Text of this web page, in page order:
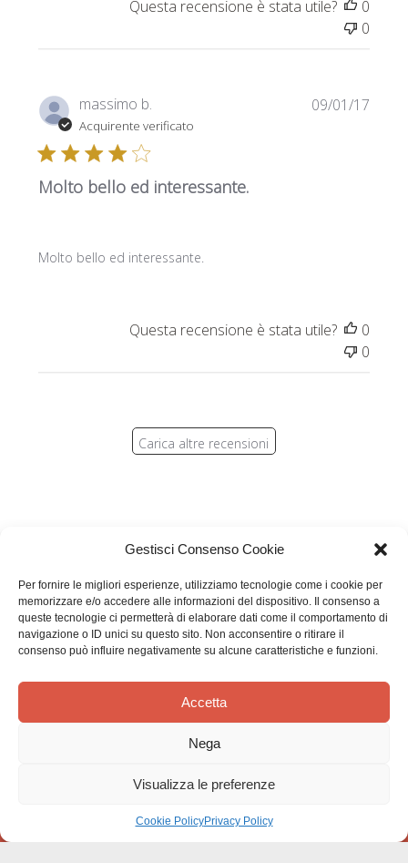
Gestisci Consenso Cookie
Per fornire le migliori esperienze, utilizziamo tecnologie come i cookie per
memorizzare e/o accedere alle informazioni del dispositivo. Il consenso a
queste tecnologie ci permetterà di elaborare dati come il comportamento di
navigazione o ID unici su questo sito. Non acconsentire o ritirare il
consenso può influire negativamente su alcune caratteristiche e funzioni.
Accetta
Nega
Visualizza le preferenze
Cookie PolicyPrivacy Policy
Questa recensione è stata utile?
0
0
massimo b.
Acquirente verificato
Molto bello ed interessante.
Molto bello ed interessante.
09/01/17
Questa recensione è stata utile?
0
0
Carica altre recensioni
Effatà Editrice di Pellegrino Paolo SAS
C.F. e P.IVA 09655250018
Via Tre Denti, 1 - 10060 Cantalupa (TO)
Telefono: (+39) 0121 353452 - Fax: (+39) 0121 353839
Effatà Editrice